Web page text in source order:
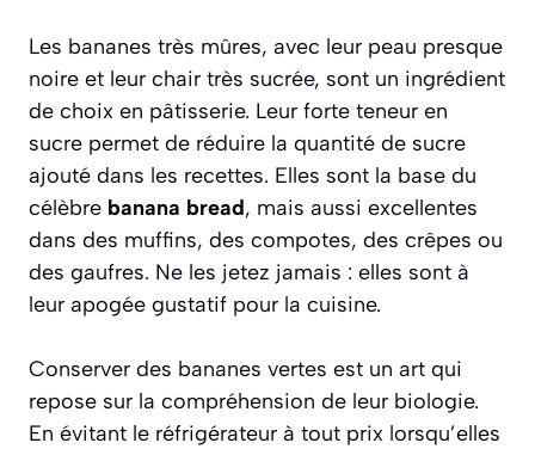
Les bananes très mûres, avec leur peau presque
noire et leur chair très sucrée, sont un ingrédient
de choix en pâtisserie. Leur forte teneur en
sucre permet de réduire la quantité de sucre
ajouté dans les recettes. Elles sont la base du
célèbre banana bread, mais aussi excellentes
dans des muffins, des compotes, des crêpes ou
des gaufres. Ne les jetez jamais : elles sont à
leur apogée gustatif pour la cuisine.
Conserver des bananes vertes est un art qui
repose sur la compréhension de leur biologie.
En évitant le réfrigérateur à tout prix lorsqu’elles